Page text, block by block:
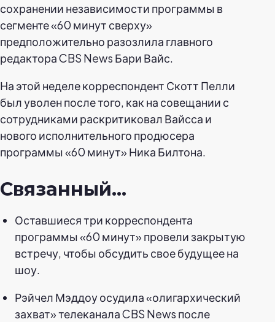
сохранении независимости программы в
сегменте «60 минут сверху»
предположительно разозлила главного
редактора CBS News Бари Вайс.
На этой неделе корреспондент Скотт Пелли
был уволен после того, как на совещании с
сотрудниками раскритиковал Вайсса и
нового исполнительного продюсера
программы «60 минут» Ника Билтона.
Связанный…
Оставшиеся три корреспондента
программы «60 минут» провели закрытую
встречу, чтобы обсудить свое будущее на
шоу.
Рэйчел Мэддоу осудила «олигархический
захват» телеканала CBS News после